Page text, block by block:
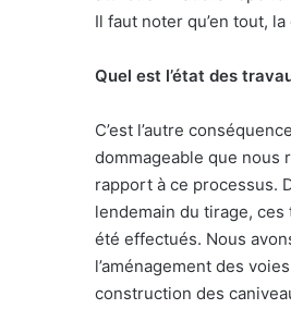
Il faut noter qu’en tout,
Quel est l’état des
C’est l’autre conséquence
dommageable que nous
rapport à ce processus.
lendemain du tirage, ces
été effectués. Nous
l’aménagement des
construction des